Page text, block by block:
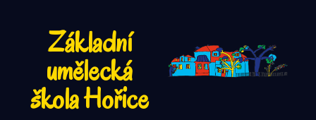
Základní
umělecká
škola Hořice